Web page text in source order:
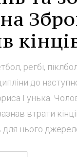
регбі,
до
Гунька.
втрати
нього